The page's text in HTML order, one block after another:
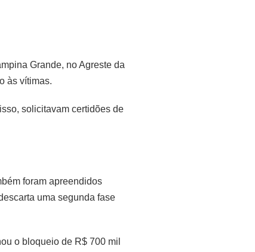
Grande, no Agreste da
às vítimas.
solicitavam certidões de
foram apreendidos
uma segunda fase
o bloqueio de R$ 700 mil